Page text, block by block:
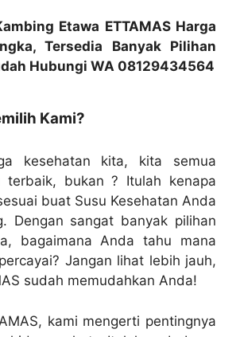
Etawa ETTAMAS Harga
Tersedia Banyak Pilihan
Hubungi WA 08129434564
Kami?
kesehatan kita, kita semua
terbaik, bukan ? Itulah kenapa
buat Susu Kesehatan Anda
Dengan sangat banyak pilihan
bagaimana Anda tahu mana
Jangan lihat lebih jauh,
sudah memudahkan Anda!
kami mengerti pentingnya